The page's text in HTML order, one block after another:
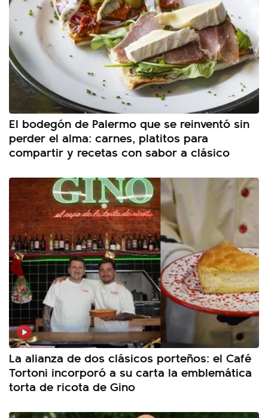
El bodegón de Palermo que se reinventó sin
perder el alma: carnes, platitos para
compartir y recetas con sabor a clásico
La alianza de dos clásicos porteños: el Café
Tortoni incorporó a su carta la emblemática
torta de ricota de Gino